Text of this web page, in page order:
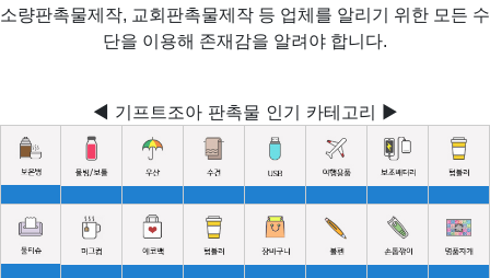
소량판촉물제작, 교회판촉물제작 등 업체를 알리기 위한 모든 수
단을 이용해 존재감을 알려야 합니다.
◀ 기프트조아 판촉물 인기 카테고리 ▶